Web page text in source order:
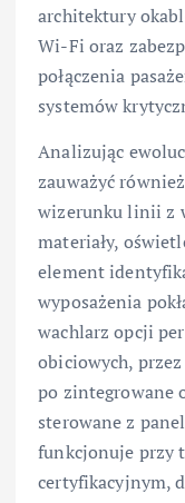
architektury
Wi-Fi oraz
połączenia
systemów
Analizując
zauważyć
wizerunku linii z
materiały,
element
wyposażenia
wachlarz opcji
obiciowych,
po zintegrowane
sterowane z
funkcjonuje przy
certyfikacyjnym,